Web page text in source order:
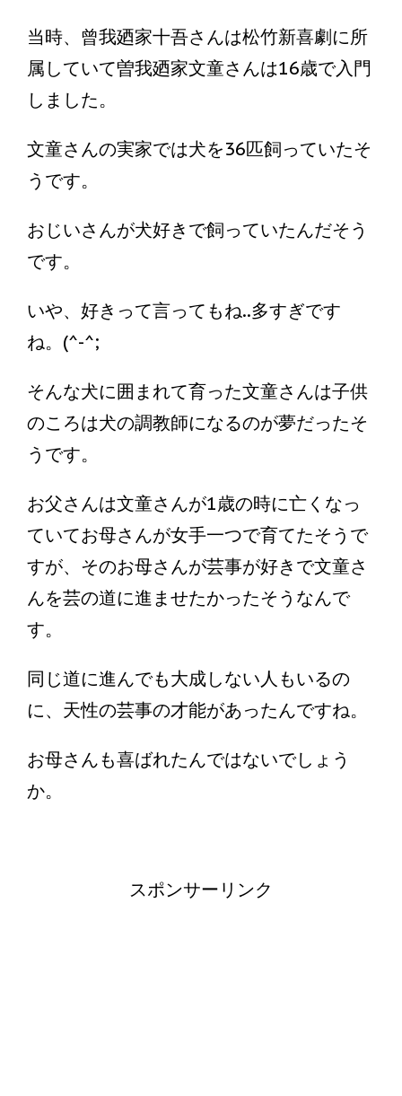
当時、曾我廼家十吾さんは松竹新喜劇に所
属していて曽我廼家文童さんは16歳で入門
しました。
文童さんの実家では犬を36匹飼っていたそ
うです。
おじいさんが犬好きで飼っていたんだそう
です。
いや、好きって言ってもね..多すぎです
ね。(^-^;
そんな犬に囲まれて育った文童さんは子供
のころは犬の調教師になるのが夢だったそ
うです。
お父さんは文童さんが1歳の時に亡くなっ
ていてお母さんが女手一つで育てたそうで
すが、そのお母さんが芸事が好きで文童さ
んを芸の道に進ませたかったそうなんで
す。
同じ道に進んでも大成しない人もいるの
に、天性の芸事の才能があったんですね。
お母さんも喜ばれたんではないでしょう
か。
スポンサーリンク